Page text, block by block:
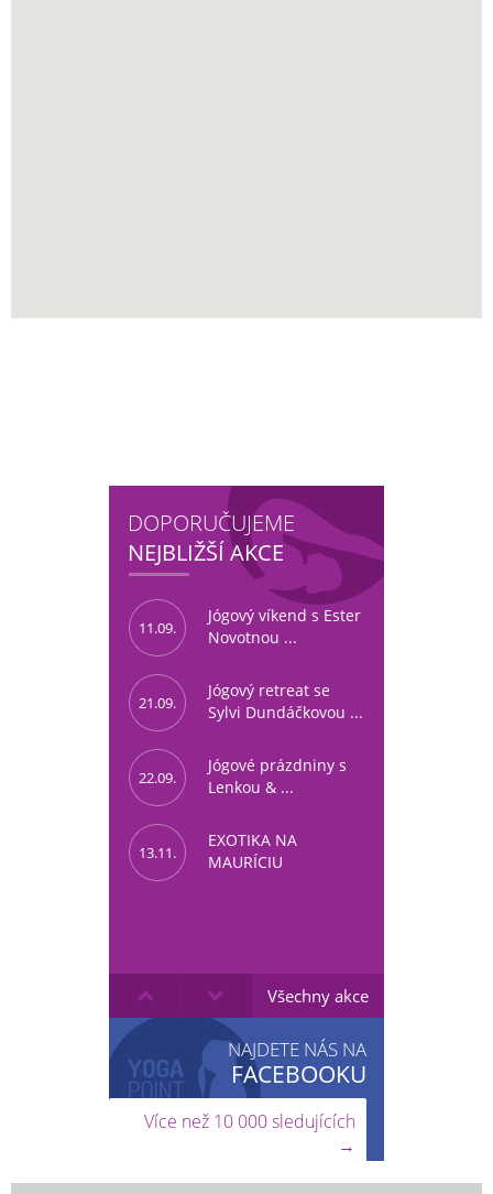
DOPORUČUJEME
NEJBLIŽŠÍ AKCE
11.09.
Jógový víkend s Ester
Novotnou ...
21.09.
Jógový retreat se
Sylvi Dundáčkovou ...
22.09.
Jógové prázdniny s
Lenkou & ...
13.11.
EXOTIKA NA
MAURÍCIU
Všechny akce
NAJDETE NÁS NA
FACEBOOKU
Více než 10 000 sledujících
→